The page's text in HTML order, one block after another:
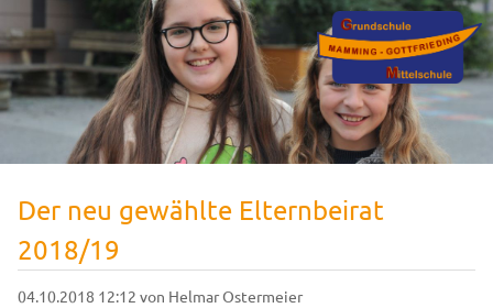
Der neu gewählte Elternbeirat
2018/19
04.10.2018 12:12 von Helmar Ostermeier